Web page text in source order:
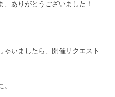
ありがとうございました！
ゃいましたら、開催リクエスト